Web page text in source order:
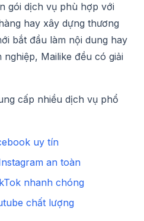
gói dịch vụ phù hợp với
hay xây dựng thương
bắt đầu làm nội dung hay
Mailike đều có giải
cấp nhiều dịch vụ phổ
uy tín
an toàn
nhanh chóng
chất lượng